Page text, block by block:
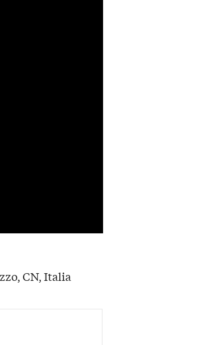
CN, Italia